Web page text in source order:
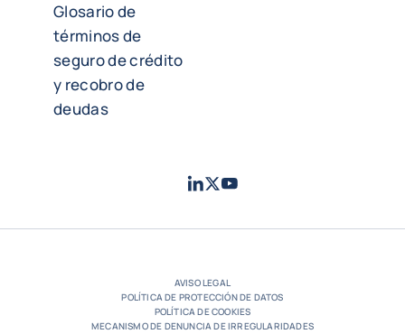
Glosario de
términos de
seguro de crédito
y recobro de
deudas
LinkedIn
TwitterYoutube
AVISO LEGAL
POLÍTICA DE PROTECCIÓN DE DATOS
POLÍTICA DE COOKIES
MECANISMO DE DENUNCIA DE IRREGULARIDADES